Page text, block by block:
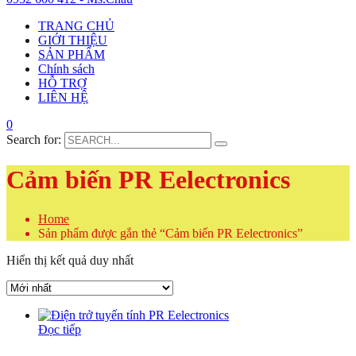
TRANG CHỦ
GIỚI THIỆU
SẢN PHẨM
Chính sách
HỖ TRỢ
LIÊN HỆ
0
Search for:
Cảm biến PR Eelectronics
Home
Sản phẩm được gắn thẻ “Cảm biến PR Eelectronics”
Hiển thị kết quả duy nhất
Đọc tiếp